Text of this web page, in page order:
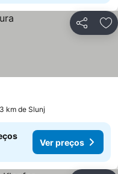
Partilhar
km de Slunj
Ver preços